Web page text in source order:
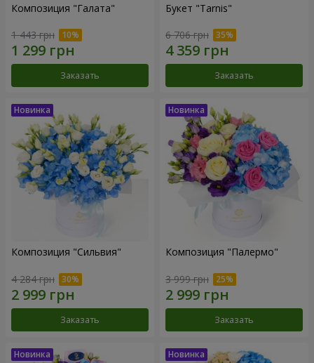
Композиция "Галата"
1 443 грн
Заказать
Букет "Tarnis"
6 706 грн
Заказать
Композиция "Сильвия"
4 284 грн
Заказать
Композиция "Палермо"
3 999 грн
Заказать